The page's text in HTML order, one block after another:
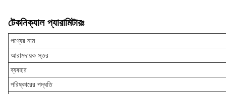
টেকনিক্যাল প্যারামিটারঃ
পণ্যের নাম
আরামদায়ক স্তর
ব্যবহার
পরিষ্কারের পদ্ধতি